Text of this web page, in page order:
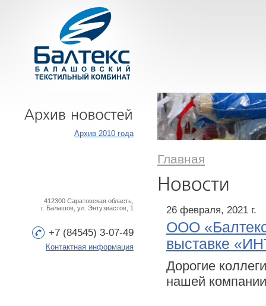
Архив 2010 года
412300 Саратовская область,
г. Балашов, ул. Энтузиастов, 1
+7 (84545) 3-07-49
Контактная информация
Главная
26 февраля, 2021 г.
ООО
выставке
Дорогие
нашей